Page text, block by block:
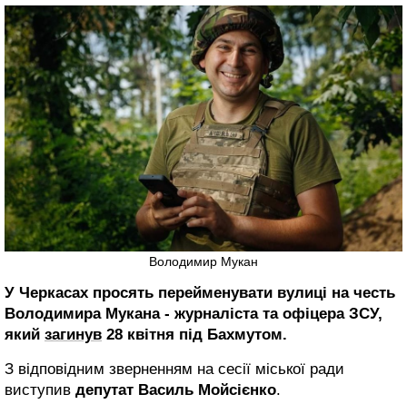
Володимир Мукан
У Черкасах просять перейменувати вулиці на честь
Володимира Мукана - журналіста та офіцера ЗСУ,
який загинув 28 квітня під Бахмутом.
З відповідним зверненням на сесії міської ради
виступив депутат Василь Мойсієнко.